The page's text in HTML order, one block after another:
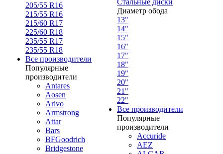
205/55 R16
215/55 R16
215/60 R17
225/60 R18
235/55 R17
235/55 R18
Все производители
Популярные
производители
Antares
Aosen
Arivo
Armstrong
Attar
Bars
BFGoodrich
Bridgestone
Стальные диски
Диаметр обода
13"
14"
15"
16"
17"
18"
19"
20"
21"
22"
Все производители
Популярные
производители
Accuride
AEZ